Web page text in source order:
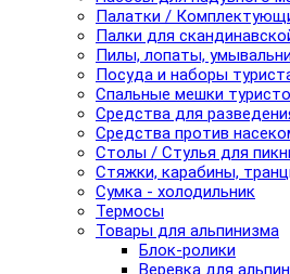
Палатки /
Палки для
Пилы, лопаты,
Посуда и наборы
Спальные мешки
Средства для
Средства против
Столы / Стулья для
Стяжки, карабины,
Сумка - холодильник
Термосы
Товары для альпинизма
Блок-ролики
Веревка для